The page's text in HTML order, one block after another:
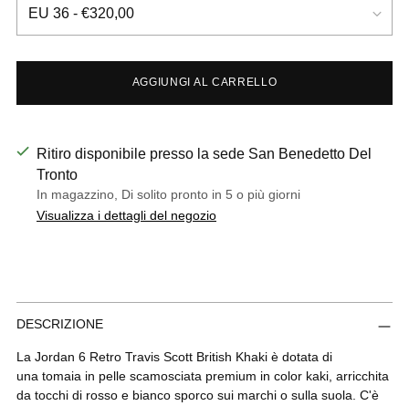
AGGIUNGI AL CARRELLO
Ritiro disponibile presso la sede San Benedetto Del
Tronto
In magazzino, Di solito pronto in 5 o più giorni
Visualizza i dettagli del negozio
Aggiungere
un
prodotto
al
carrello...
DESCRIZIONE
La Jordan 6 Retro Travis Scott British Khaki è dotata di
una tomaia in pelle scamosciata premium in color kaki, arricchita
da tocchi di rosso e bianco sporco sui marchi o sulla suola. C'è